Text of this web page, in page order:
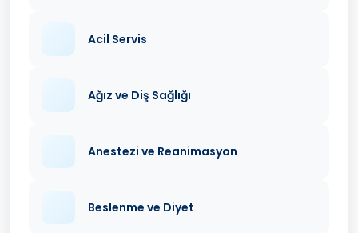
Acil Servis
Ağız ve Diş Sağlığı
Anestezi ve Reanimasyon
Beslenme ve Diyet